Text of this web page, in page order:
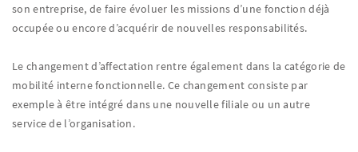
son entreprise, de faire évoluer les missions d’une fonction déjà
occupée ou encore d’acquérir de nouvelles responsabilités.
Le changement d’affectation rentre également dans la catégorie de
mobilité interne fonctionnelle. Ce changement consiste par
exemple à être intégré dans une nouvelle filiale ou un autre
service de l’organisation.